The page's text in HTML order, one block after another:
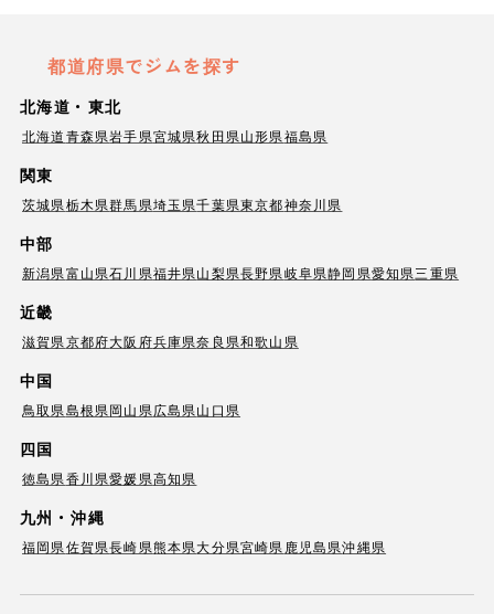
都道府県でジムを探す
北海道・東北
北海道青森県岩手県宮城県秋田県山形県福島県
関東
茨城県栃木県群馬県埼玉県千葉県東京都神奈川県
中部
新潟県富山県石川県福井県山梨県長野県岐阜県静岡県愛知県三重県
近畿
滋賀県京都府大阪府兵庫県奈良県和歌山県
中国
鳥取県島根県岡山県広島県山口県
四国
徳島県香川県愛媛県高知県
九州・沖縄
福岡県佐賀県長崎県熊本県大分県宮崎県 鹿児島県沖縄県